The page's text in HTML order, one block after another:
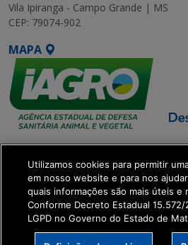
Vila Ipiranga - Campo Grande | MS
CEP: 79074-902
MAPA
SETDIG | Secretaria-
Executiva de
Transformação Digital
get_footer();
Utilizamos cookies para permitir
em nosso website e para nos
quais informações são mais úteis e
Conforme Decreto Estadual
LGPD no Governo do Estado de